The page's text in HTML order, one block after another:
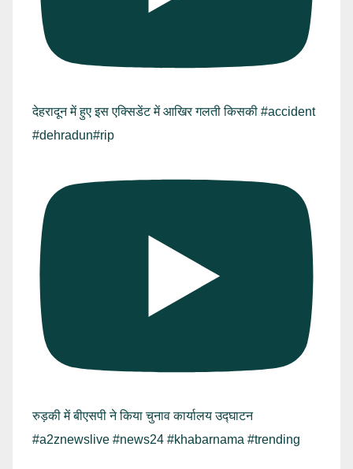
देहरादून में हुए इस एक्सिडेंट में आखिर गलती किसकी #accident
#dehradun#rip
रुड़की में बीएसपी ने किया चुनाव कार्यालय उद्घाटन
#a2znewslive #news24 #khabarnama #trending